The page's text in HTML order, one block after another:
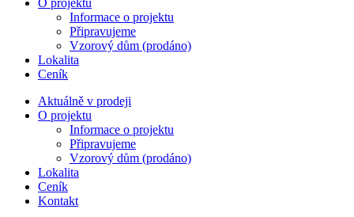
Informace o projektu
Připravujeme
Vzorový dům (prodáno)
Lokalita
Ceník
Aktuálně v prodeji
O projektu
Informace o projektu
Připravujeme
Vzorový dům (prodáno)
Lokalita
Ceník
Kontakt